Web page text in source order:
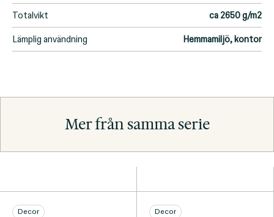
Totalvikt ca 2650 g/m2
Lämplig användning Hemmamiljö, kontor
Mer från samma serie
Decor Decor